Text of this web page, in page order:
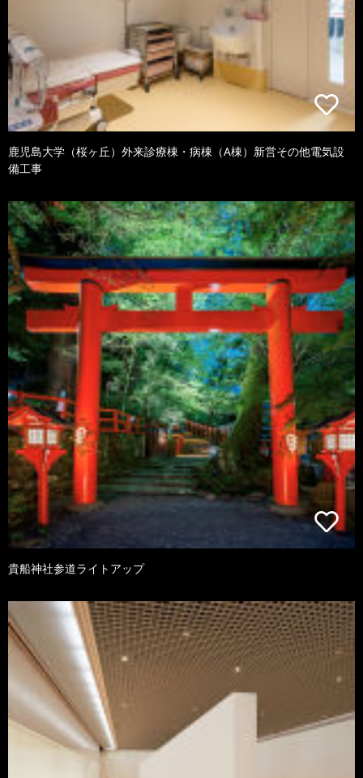
鹿児島大学（桜ヶ丘）外来診療棟・病棟（A棟）新営その他電気設
備工事
貴船神社参道ライトアップ